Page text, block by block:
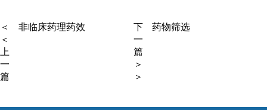
＜
＜
上
一
篇
非临床药理药效
下
一
篇
＞
＞
药物筛选